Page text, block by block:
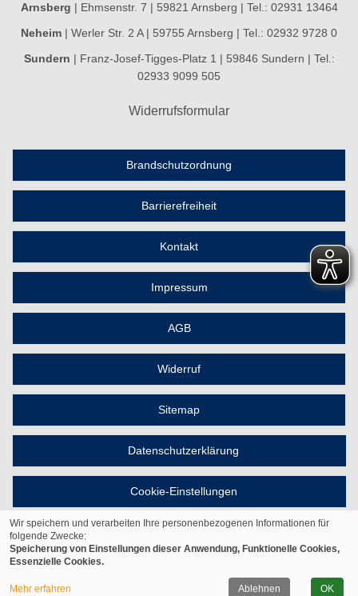
Arnsberg | Ehmsenstr. 7 | 59821 Arnsberg | Tel.: 02931 13464
Neheim | Werler Str. 2 A | 59755 Arnsberg | Tel.: 02932 9728 0
Sundern
| Franz-Josef-Tigges-Platz 1 | 59846 Sundern | Tel.:
02933 9099 505
Widerrufsformular
Brandschutzordnung
Barrierefreiheit
Kontakt
Impressum
AGB
Widerruf
Sitemap
Datenschutzerklärung
Cookie-Einstellungen
Wir speichern und verarbeiten Ihre personenbezogenen Informationen für
folgende Zwecke:
Speicherung von Einstellungen dieser Anwendung, Funktionelle Cookies,
Essenzielle Cookies.
Mehr erfahren Ablehnen OK